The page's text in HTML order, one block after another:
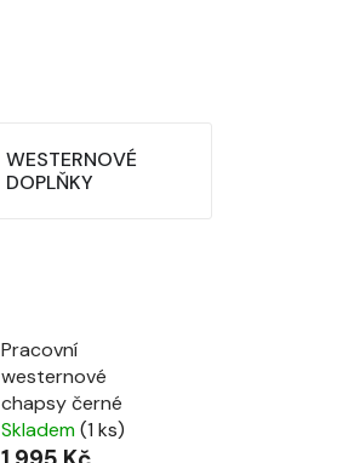
WESTERNOVÉ
DOPLŇKY
Pracovní
westernové
chapsy černé
Skladem(1 ks)